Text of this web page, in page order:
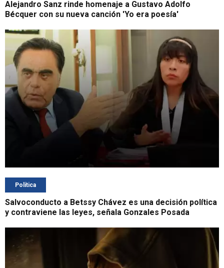
Alejandro Sanz rinde homenaje a Gustavo Adolfo
Bécquer con su nueva canción 'Yo era poesía'
Política
Salvoconducto a Betssy Chávez es una decisión política
y contraviene las leyes, señala Gonzales Posada